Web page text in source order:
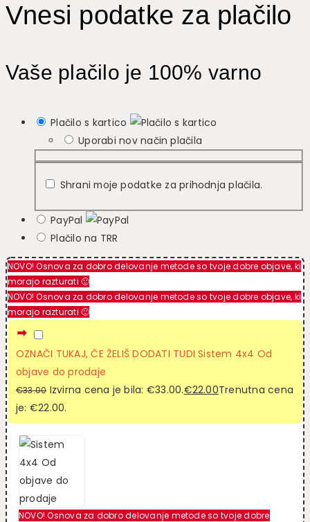
Vnesi podatke za plačilo
Vaše plačilo je 100% varno
Plačilo s kartico
Uporabi nov način plačila
Shrani moje podatke za prihodnja plačila.
PayPal
Plačilo na TRR
NOVO! Osnova za dobro delovanje metode so tvoje dobre objave, ki
morajo razturati 🙂
NOVO! Osnova za dobro delovanje metode so tvoje dobre objave, ki
morajo razturati 🙂
OZNAČI TUKAJ, ČE ŽELIŠ DODATI TUDI Sistem 4x4 Od
objave do prodaje
€33.00 Izvirna cena je bila: €33.00.€22.00Trenutna cena
je: €22.00.
NOVO! Osnova za dobro delovanje metode so tvoje dobre